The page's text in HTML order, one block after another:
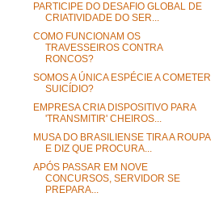
PARTICIPE DO DESAFIO GLOBAL DE
CRIATIVIDADE DO SER...
COMO FUNCIONAM OS
TRAVESSEIROS CONTRA
RONCOS?
SOMOS A ÚNICA ESPÉCIE A COMETER
SUICÍDIO?
EMPRESA CRIA DISPOSITIVO PARA
'TRANSMITIR' CHEIROS...
MUSA DO BRASILIENSE TIRA A ROUPA
E DIZ QUE PROCURA...
APÓS PASSAR EM NOVE
CONCURSOS, SERVIDOR SE
PREPARA...